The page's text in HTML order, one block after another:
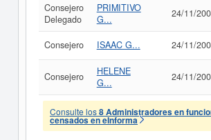
Consejero
Delegado
PRIMITIVO
G...
24/11/
Consejero ISAAC G... 24/11/
Consejero
HELENE
G...
24/11/
Consulte los8 Administradores en
censados en eInforma